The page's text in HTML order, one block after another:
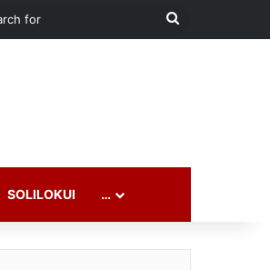
Search
SOLILOKUI …